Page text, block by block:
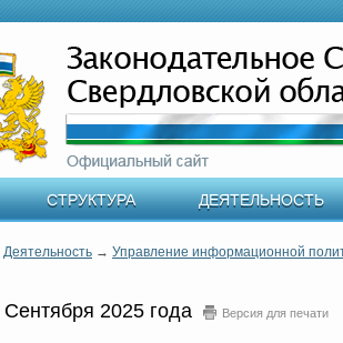
СТРУКТУРА ДЕЯТЕЛЬНОСТЬ
Деятельность → Управление информационной
2025 года Версия для печати